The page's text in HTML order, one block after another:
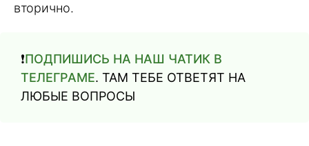
вторично.
❗️ПОДПИШИСЬ НА НАШ ЧАТИК В
ТЕЛЕГРАМЕ. ТАМ ТЕБЕ ОТВЕТЯТ НА
ЛЮБЫЕ ВОПРОСЫ